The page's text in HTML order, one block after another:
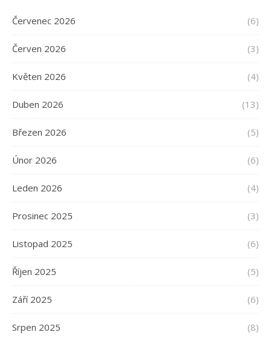
Červenec 2026 (6)
Červen 2026 (3)
Květen 2026 (4)
Duben 2026 (13)
Březen 2026 (5)
Únor 2026 (6)
Leden 2026 (4)
Prosinec 2025 (3)
Listopad 2025 (6)
Říjen 2025 (5)
Září 2025 (6)
Srpen 2025 (8)